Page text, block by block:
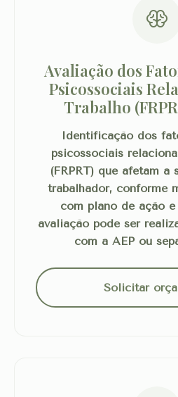
Avaliação dos
Psicossociais
Trabalho
Identificação dos
psicossociais
(FRPRT) que afetam a
trabalhador, conforme
com plano de ação
avaliação pode ser
com a AEP ou
Solicitar